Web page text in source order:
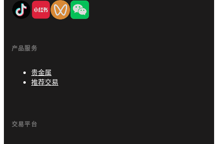
产品服务
贵金属
推荐交易
交易平台